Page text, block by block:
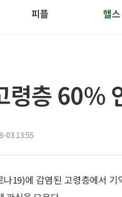
피플 헬스
령층 60%
03 13:55
19)에 감염된 고령층에서